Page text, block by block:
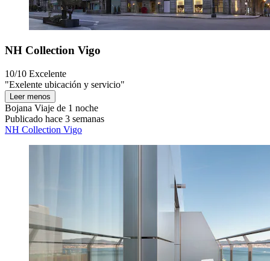
NH Collection Vigo
10/10 Excelente
"Exelente ubicación y servicio"
Leer menos
Bojana Viaje de 1 noche
Publicado hace 3 semanas
NH Collection Vigo